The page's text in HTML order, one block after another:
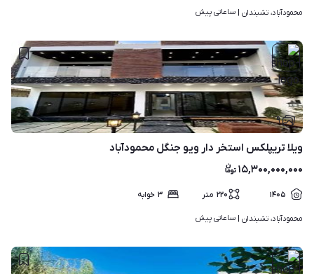
محمودآباد، تشبندان | ساعاتی پیش
۹
ویلا تریپلکس استخر دار ویو جنگل محمودآباد
۱۵,۳۰۰,۰۰۰,۰۰۰
۱۴۰۵ ۲۲۰ متر ۳ خوابه
محمودآباد، تشبندان | ساعاتی پیش